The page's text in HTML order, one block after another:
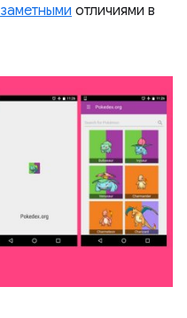
заметными отличиями в